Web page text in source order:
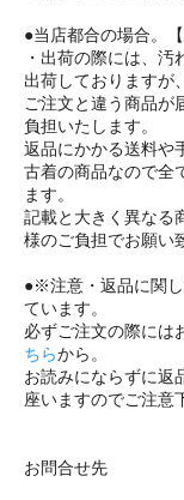
●当店都合の場合。
・出荷の際には、
出荷しておりますが
ご注文と違う商品が
負担いたします。
返品にかかる送料や
古着の商品なので全
ます。
記載と大きく異なる
様のご負担でお願い
●※注意・返品に関
ています。
必ずご注文の際には
ちらから。
お読みにならずに返
座いますのでご注意
お問合せ先